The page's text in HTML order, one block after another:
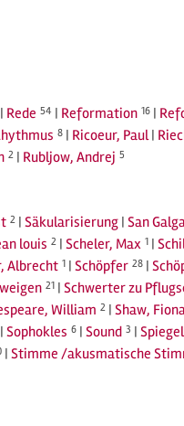
| Rede 54 | Reformation 16 |
8 | Ricoeur, Paul|
2 | Rubljow, Andrej 5
2 | Säkularisierung | San
louis 2 | Scheler, Max 1 |
Albrecht 1 | Schöpfer 28 |
21 | Schwerter zu
William 2 | Shaw,
| Sophokles 6 | Sound 3 | Spiegel
| Stimme /akusmatische